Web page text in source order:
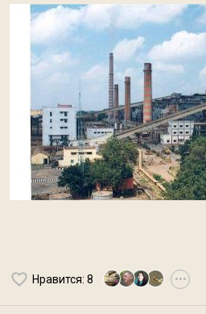
Нравится: 8 •••